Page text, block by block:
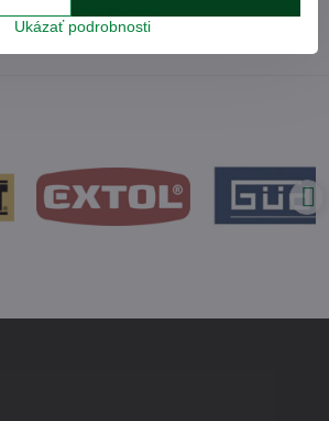
Inteligentný zámok
Ukázať podrobnosti